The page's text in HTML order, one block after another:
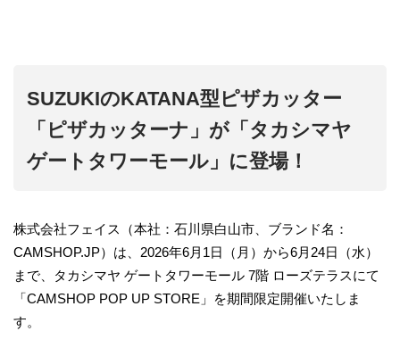
SUZUKIのKATANA型ピザカッター
「ピザカッターナ」が「タカシマヤ
ゲートタワーモール」に登場！
株式会社フェイス（本社：石川県白山市、ブランド名：
CAMSHOP.JP）は、2026年6月1日（月）から6月24日（水）
まで、タカシマヤ ゲートタワーモール 7階 ローズテラスにて
「CAMSHOP POP UP STORE」を期間限定開催いたしま
す。